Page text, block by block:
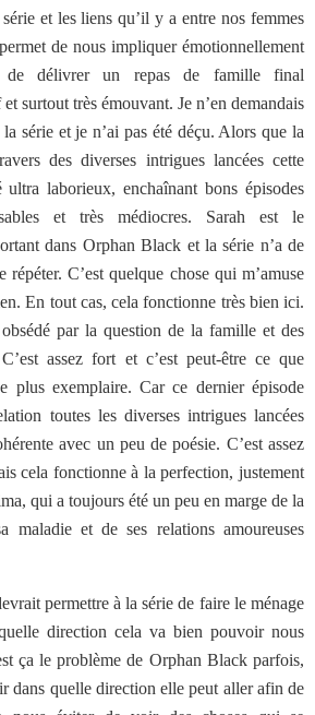
et les liens qu’il y a entre nos femmes
de nous impliquer émotionnellement
de délivrer un repas de famille final
surtout très émouvant. Je n’en demandais
série et je n’ai pas été déçu. Alors que la
des diverses intrigues lancées cette
laborieux, enchaînant bons épisodes
et très médiocres. Sarah est le
dans Orphan Black et la série n’a de
C’est quelque chose qui m’amuse
En tout cas, cela fonctionne très bien ici.
par la question de la famille et des
C’est assez fort et c’est peut-être ce que
plus exemplaire. Car ce dernier épisode
toutes les diverses intrigues lancées
avec un peu de poésie. C’est assez
cela fonctionne à la perfection, justement
qui a toujours été un peu en marge de la
maladie et de ses relations amoureuses
permettre à la série de faire le ménage
direction cela va bien pouvoir nous
ça le problème de Orphan Black parfois,
dans quelle direction elle peut aller afin de